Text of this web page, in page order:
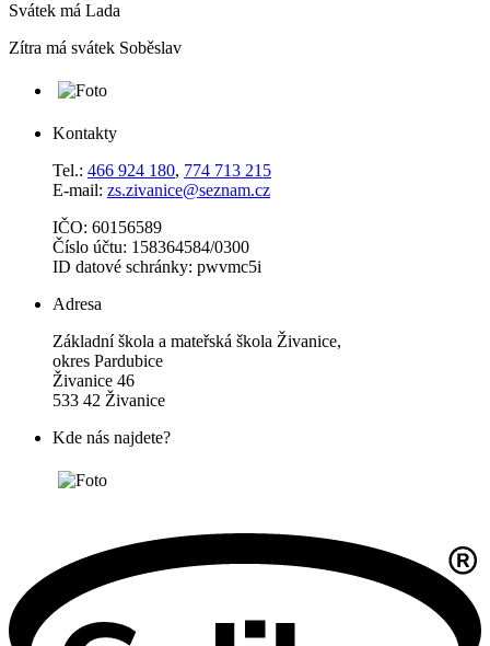
Svátek má Lada
Zítra má svátek Soběslav
Kontakty
Tel.: 466 924 180, 774 713 215
E-mail: zs.zivanice@seznam.cz
IČO: 60156589
Číslo účtu: 158364584/0300
ID datové schránky: pwvmc5i
Adresa
Základní škola a mateřská škola Živanice,
okres Pardubice
Živanice 46
533 42 Živanice
Kde nás najdete?